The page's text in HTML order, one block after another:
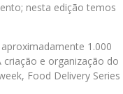
nesta edição temos
1.000
e organização do
Food Delivery Series